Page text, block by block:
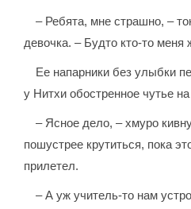
– Ребята, мне страшно, –
девочка. – Будто кто-то меня
Ее напарники без улыбки
у Нитхи обостренное чутье
– Ясное дело, – хмуро
пошустрее крутиться, пока
прилетел.
– А уж учитель-то нам